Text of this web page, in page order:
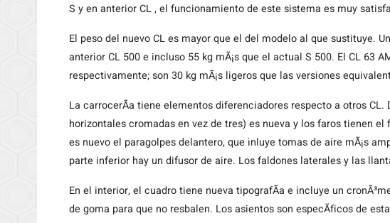
S y en anterior CL , el funcionamiento de este sistema es muy
El peso del nuevo CL es mayor que el del modelo al que sustituye.
anterior CL 500 e incluso 55 kg mÃ¡s que el actual S 500. El CL 63
respectivamente; son 30 kg mÃ¡s ligeros que las versiones
La carrocerÃ­a tiene elementos diferenciadores respecto a otros CL.
horizontales cromadas en vez de tres) es nueva y los faros tienen
es nuevo el paragolpes delantero, que inluye tomas de aire mÃ¡s
parte inferior hay un difusor de aire. Los faldones laterales y las
En el interior, el cuadro tiene nueva tipografÃ­a e incluye un
de goma para que no resbalen. Los asientos son especÃ­ficos de